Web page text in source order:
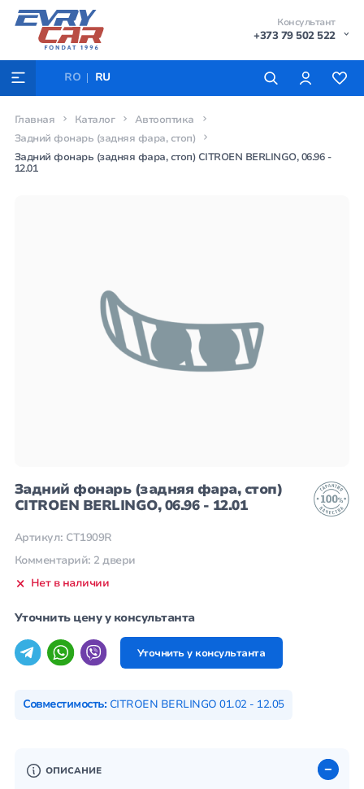
Консультант
+373 79 502 522
RO RU
Главная Каталог
Автооптика
Задний фонарь (задняя фара, стоп)
Задний фонарь (задняя фара, стоп) CITROEN BERLINGO, 06.96 -
12.01
Задний фонарь (задняя фара, стоп)
CITROEN BERLINGO, 06.96 - 12.01
Артикул: CT1909R
Комментарий: 2 двери
Нет в наличии
Уточнить цену у консультанта
Уточнить у консультанта
Совместимость: CITROEN BERLINGO 01.02 - 12.05
ОПИСАНИЕ